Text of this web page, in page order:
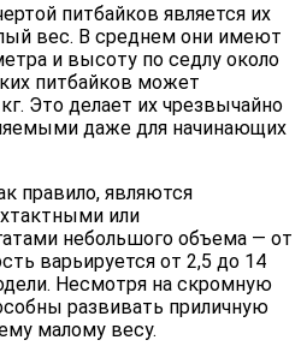
питбайков является их
вес. В среднем они имеют
и высоту по седлу около
питбайков может
Это делает их чрезвычайно
даже для начинающих
правило, являются
или
небольшого объема — от
варьируется от 2,5 до 14
Несмотря на скромную
развивать приличную
малому весу.